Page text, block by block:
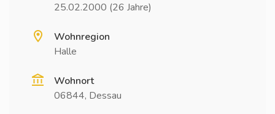
25.02.2000 (26 Jahre)
Wohnregion
Halle
Wohnort
06844, Dessau